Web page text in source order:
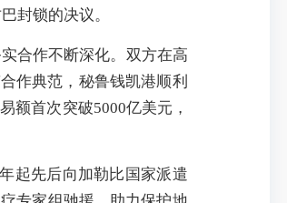
封锁的决议。
合作不断深化。双方在高
作典范，秘鲁钱凯港顺利
额首次突破5000亿美元，
起先后向加勒比国家派遣